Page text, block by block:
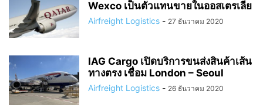
Wexco เป็นตัวแทนขายในออสเตรเลีย
Airfreight Logistics - 27 ธันวาคม 2020
IAG Cargo เปิดบริการขนส่งสินค้าเส้น
ทางตรง เชื่อม London – Seoul
Airfreight Logistics - 26 ธันวาคม 2020